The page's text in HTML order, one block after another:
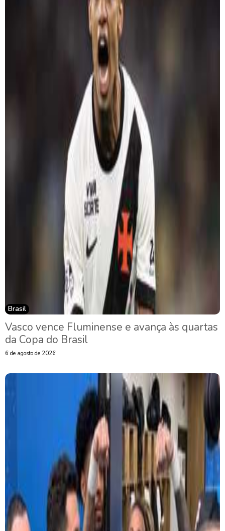
Brasil
Vasco vence Fluminense e avança às quartas
da Copa do Brasil
6 de agosto de 2026